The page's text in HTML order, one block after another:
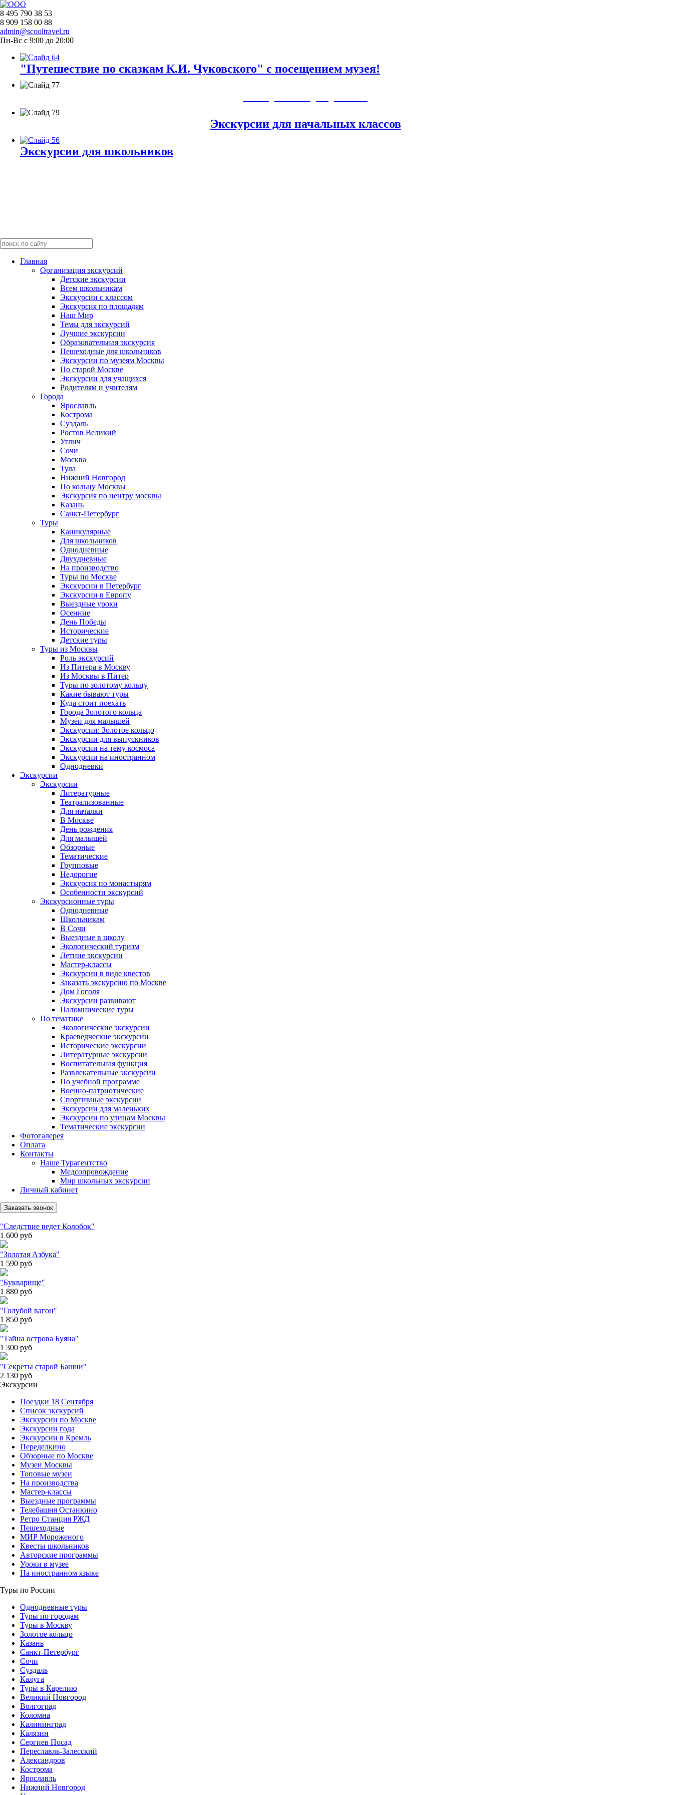
8 495 790 38 53
8 909 158 00 88
admin@scooltravel.ru
Пн-Вс с 9:00 до 20:00
"Путешествие по сказкам К.И. Чуковского" с посещением музея!
Экскурсии для начальных классов
Экскурсии для школьников
Главная
Организация экскурсий
Детские экскурсии
Всем школьникам
Экскурсии c классом
Экскурсия по площадям
Наш Мир
Темы для экскурсий
Лучшие экскурсии
Образовательная экскурсия
Пешеходные для школьников
Экскурсии по музеям Москвы
По старой Москве
Экскурсии для учащихся
Родителям и учителям
Города
Ярославль
Кострома
Суздаль
Ростов Великий
Углич
Сочи
Москва
Тула
Нижний Новгород
По кольцу Москвы
Экскурсия по центру москвы
Казань
Санкт-Петербург
Туры
Каникулярные
Для школьников
Однодневные
Двухдневные
На производство
Туры по Москве
Экскурсии в Петербург
Экскурсии в Европу
Выездные уроки
Осенние
День Победы
Исторические
Детские туры
Туры из Москвы
Роль экскурсий
Из Питера в Москву
Из Москвы в Питер
Туры по золотому кольцу
Какие бывают туры
Куда стоит поехать
Города Золотого кольца
Музеи для малышей
Экскурсии: Золотое кольцо
Экскурсии для выпускников
Экскурсии на тему космоса
Экскурсии на иностранном
Однодневки
Экскурсии
Экскурсии
Литературные
Театрализованные
Для началки
В Москве
День рождения
Для малышей
Обзорные
Тематические
Групповые
Недорогие
Экскурсия по монастырям
Особенности экскурсий
Экскурсионные туры
Однодневные
Школьникам
В Сочи
Выездные в школу
Экологический туризм
Летние экскурсии
Мастер-классы
Экскурсии в виде квестов
Заказать экскурсию по Москве
Дом Гоголя
Экскурсии развивают
Паломнические туры
По тематике
Экологические экскурсии
Краеведческие экскурсии
Исторические экскурсии
Литературные экскурсии
Воспитательная функция
Развлекательные экскурсии
По учебной программе
Военно-патриотические
Спортивные экскурсии
Экскурсии для маленьких
Экскурсии по улицам Москвы
Тематические экскурсии
Фотогалерея
Оплата
Контакты
Наше Турагентство
Медсопровождение
Мир школьных экскурсии
Личный кабинет
Заказать звонок
"Следствие ведет Колобок"
1 600 руб
"Золотая Азбука"
1 590 руб
"Букварище"
1 880 руб
"Голубой вагон"
1 850 руб
"Тайна острова Буяна"
1 300 руб
"Секреты старой Башни"
2 130 руб
Экскурсии
Поездки 18 Сентября
Список экскурсий
Экскурсии по Москве
Экскурсии года
Экскурсии в Кремль
Переделкино
Обзорные по Москве
Музеи Москвы
Топовые музеи
На производства
Мастер-классы
Выездные программы
Телебашня Останкино
Ретро Станция РЖД
Пешеходные
МИР Мороженого
Квесты школьников
Авторские программы
Уроки в музее
На иностранном языке
Туры по России
Однодневные туры
Туры по городам
Туры в Москву
Золотое кольцо
Казань
Санкт-Петербург
Сочи
Суздаль
Калуга
Туры в Карелию
Великий Новгород
Волгоград
Коломна
Калининград
Калязин
Сергиев Посад
Переславль-Залесский
Александров
Кострома
Ярославль
Нижний Новгород